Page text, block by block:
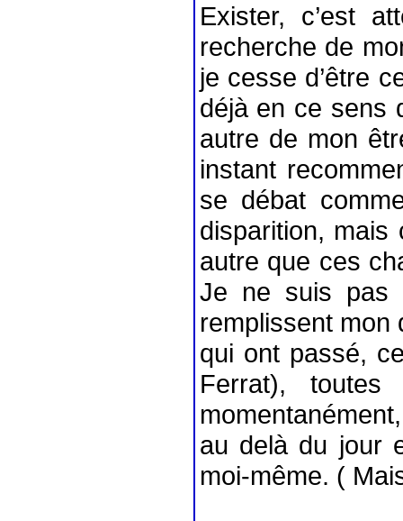
Exister, c’est
recherche de
je cesse d’être
déjà en ce sens
autre de mon
instant
se débat
disparition,
autre que ces
Je ne suis pas
remplissent mon
qui ont passé,
Ferrat),
au delà du jour
moi-même. (